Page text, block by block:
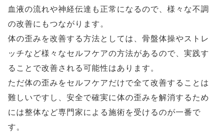
血液の流れや神経伝達も正常になるので、様々な不調
の改善にもつながります。
体の歪みを改善する方法としては、骨盤体操やストレ
ッチなど様々なセルフケアの方法があるので、実践す
ることで改善される可能性はあります。
ただ体の歪みをセルフケアだけで全て改善することは
難しいですし、安全で確実に体の歪みを解消するため
には整体など専門家による施術を受けるのが一番で
す。